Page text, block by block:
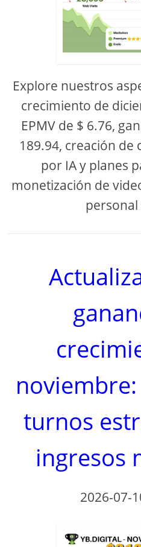
Explore nuestros
crecimiento de
EPMV de $ 6.76,
189.94, creación de
por IA y planes
monetización de
personal
turnos
ingresos
2026-07-